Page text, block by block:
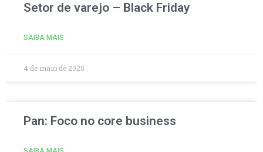
Setor de varejo – Black Friday
SAIBA MAIS
4 de maio de 2025
Pan: Foco no core business